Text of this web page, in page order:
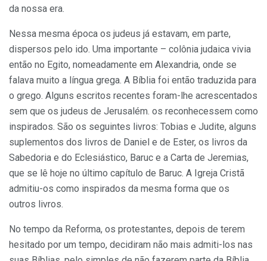
da nossa era.
Nessa mesma época os judeus já estavam, em parte,
dispersos pelo ido. Uma importante – colônia judaica vivia
então no Egito, nomeadamente em Alexandria, onde se
falava muito a língua grega. A Bíblia foi então traduzida para
o grego. Alguns escritos recentes foram-lhe acrescentados
sem que os judeus de Jerusalém. os reconhecessem como
inspirados. São os seguintes livros: Tobias e Judite, alguns
suplementos dos livros de Daniel e de Ester, os livros da
Sabedoria e do Eclesiástico, Baruc e a Carta de Jeremias,
que se lê hoje no último capítulo de Baruc. A Igreja Cristã
admitiu-os como inspirados da mesma forma que os
outros livros.
No tempo da Reforma, os protestantes, depois de terem
hesitado por um tempo, decidiram não mais admiti-los nas